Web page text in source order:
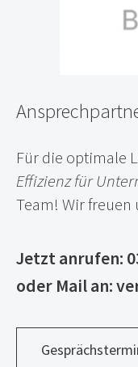
Für die optimale
Effizienz für
Team! Wir freuen
Jetzt anrufen:
oder Mail an: